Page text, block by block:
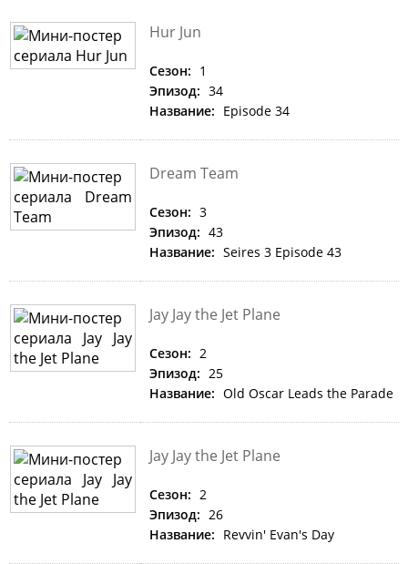
Hur Jun
Сезон: 1
Эпизод: 34
Название: Episode 34
Dream Team
Сезон: 3
Эпизод: 43
Название: Seires 3 Episode 43
Jay Jay the Jet Plane
Сезон: 2
Эпизод: 25
Название: Old Oscar Leads the Parade
Jay Jay the Jet Plane
Сезон: 2
Эпизод: 26
Название: Revvin' Evan's Day